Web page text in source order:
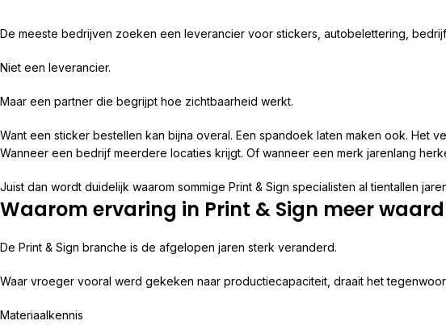
De meeste bedrijven zoeken een leverancier voor stickers, autobelettering,
Niet een leverancier.
Maar een partner die begrijpt hoe zichtbaarheid werkt.
Want een sticker bestellen kan bijna overal. Een spandoek laten maken ook. Het
Wanneer een bedrijf meerdere locaties krijgt. Of wanneer een merk jarenlang
Juist dan wordt duidelijk waarom sommige Print & Sign specialisten al tientallen
Waarom ervaring in Print & Sign meer
De Print & Sign branche is de afgelopen jaren sterk veranderd.
Waar vroeger vooral werd gekeken naar productiecapaciteit, draait het
Materiaalkennis